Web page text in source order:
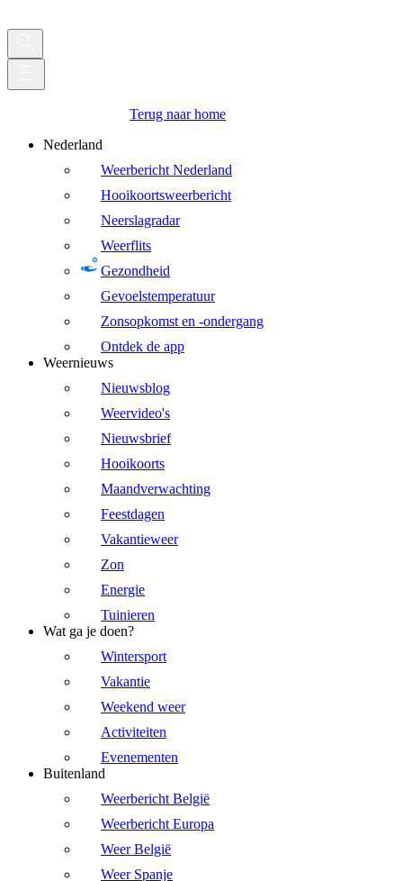
Terug naar home
Nederland
Weerbericht Nederland
Hooikoortsweerbericht
Neerslagradar
Weerflits
Gezondheid
Gevoelstemperatuur
Zonsopkomst en -ondergang
Ontdek de app
Weernieuws
Nieuwsblog
Weervideo's
Nieuwsbrief
Hooikoorts
Maandverwachting
Feestdagen
Vakantieweer
Zon
Energie
Tuinieren
Wat ga je doen?
Wintersport
Vakantie
Weekend weer
Activiteiten
Evenementen
Buitenland
Weerbericht België
Weerbericht Europa
Weer België
Weer Spanje